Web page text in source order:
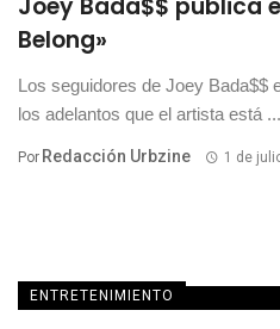
Joey Bada$$ publica
Belong»
Los seguidores de Joey Bada$$
los adelantos que el artista está ...
Por Redacción Urbzine 1 de
ENTRETENIMIENTO